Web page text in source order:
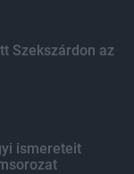
Szekszárdon az
ismereteit